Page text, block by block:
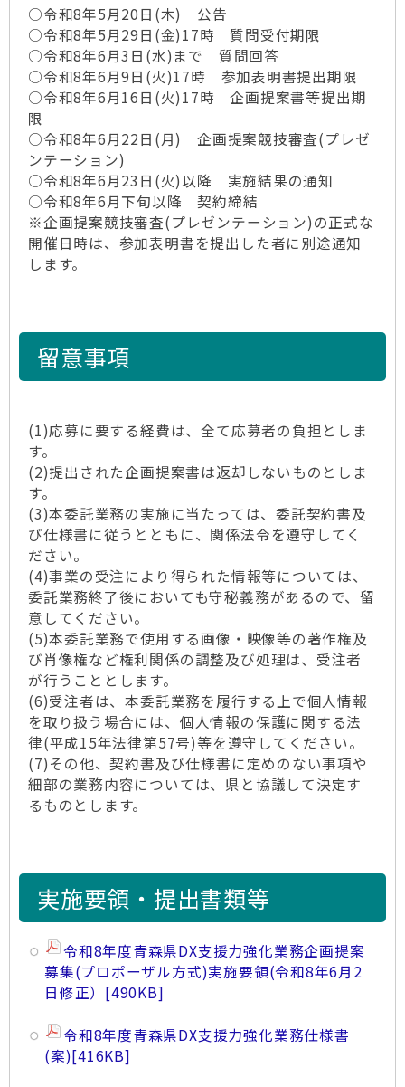
○令和8年5月20日(木) 公告
○令和8年5月29日(金)17時 質問受付期限
○令和8年6月3日(水)まで 質問回答
○令和8年6月9日(火)17時 参加表明書提出期限
○令和8年6月16日(火)17時 企画提案書等提出期
限
○令和8年6月22日(月) 企画提案競技審査(プレゼ
ンテーション)
○令和8年6月23日(火)以降 実施結果の通知
○令和8年6月下旬以降 契約締結
※企画提案競技審査(プレゼンテーション)の正式な
開催日時は、参加表明書を提出した者に別途通知
します。
留意事項
(1)応募に要する経費は、全て応募者の負担としま
す。
(2)提出された企画提案書は返却しないものとしま
す。
(3)本委託業務の実施に当たっては、委託契約書及
び仕様書に従うとともに、関係法令を遵守してく
ださい。
(4)事業の受注により得られた情報等については、
委託業務終了後においても守秘義務があるので、留
意してください。
(5)本委託業務で使用する画像・映像等の著作権及
び肖像権など権利関係の調整及び処理は、受注者
が行うこととします。
(6)受注者は、本委託業務を履行する上で個人情報
を取り扱う場合には、個人情報の保護に関する法
律(平成15年法律第57号)等を遵守してください。
(7)その他、契約書及び仕様書に定めのない事項や
細部の業務内容については、県と協議して決定す
るものとします。
実施要領・提出書類等
令和8年度青森県DX支援力強化業務企画提案
募集(プロポーザル方式)実施要領(令和8年6月2
日修正） [490KB]
令和8年度青森県DX支援力強化業務仕様書
(案)[416KB]